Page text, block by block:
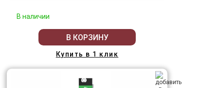
В наличии
В КОРЗИНУ
Купить в 1 клик